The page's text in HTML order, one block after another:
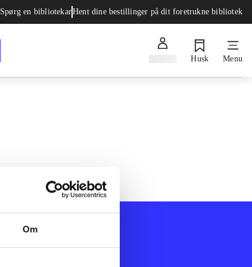
Om
Spørg en bibliotekarHent dine bestillinger på dit foretrukne bibliotek
Husk Menu
Afdelinger